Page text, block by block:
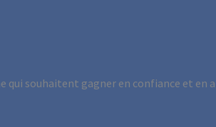
qui souhaitent gagner en confiance et en